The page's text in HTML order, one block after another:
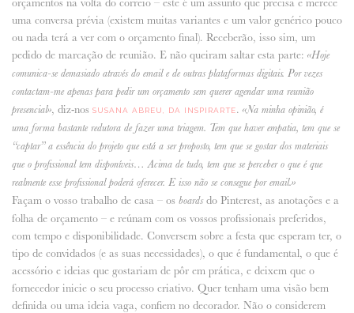
uma conversa prévia (existem muitas variantes e um valor genérico pouco
ou nada terá a ver com o orçamento final). Receberão, isso sim, um
pedido de marcação de reunião. E não queiram saltar esta parte: «Hoje
comunica-se demasiado através do email e de outras plataformas digitais. Por vezes
contactam-me apenas para pedir um orçamento sem querer agendar uma reunião
presencial», diz-nos SUSANA ABREU, DA INSPIRARTE.«Na minha opinião, é
uma forma bastante redutora de fazer uma triagem. Tem que haver empatia, tem que se
“captar” a essência do projeto que está a ser proposto, tem que se gostar dos materiais
que o profissional tem disponíveis… Acima de tudo, tem que se perceber o que é que
realmente esse profissional poderá oferecer. E isso não se consegue por email.»
Façam o vosso trabalho de casa – os boardsdo Pinterest, as anotações e a
folha de orçamento – e reúnam com os vossos profissionais preferidos,
com tempo e disponibilidade. Conversem sobre a festa que esperam ter, o
tipo de convidados (e as suas necessidades), o que é fundamental, o que é
acessório e ideias que gostariam de pôr em prática, e deixem que o
fornecedor inicie o seu processo criativo. Quer tenham uma visão bem
definida ou uma ideia vaga, confiem no decorador. Não o considerem